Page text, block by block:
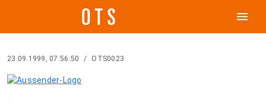
menu
23.09.1999, 07:56:50 / OTS0023